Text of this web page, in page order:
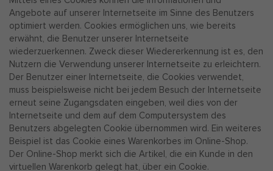
Angebote auf unserer Internetseite im Sinne des Benutzers
optimiert werden. Cookies ermöglichen uns, wie bereits
erwähnt, die Benutzer unserer Internetseite
wiederzuerkennen. Zweck dieser Wiedererkennung ist es, den
Nutzern die Verwendung unserer Internetseite zu erleichtern.
Der Benutzer einer Internetseite, die Cookies verwendet,
muss beispielsweise nicht bei jedem Besuch der Internetseite
erneut seine Zugangsdaten eingeben, weil dies von der
Internetseite und dem auf dem Computersystem des
Benutzers abgelegten Cookie übernommen wird. Ein weiteres
Beispiel ist das Cookie eines Warenkorbes im Online-Shop.
Der Online-Shop merkt sich die Artikel, die ein Kunde in den
virtuellen Warenkorb gelegt hat, über ein Cookie.